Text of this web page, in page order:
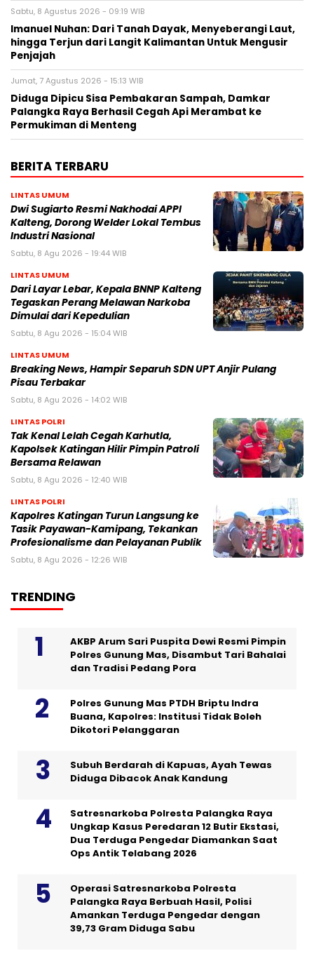
Sabtu, 8 Agustus 2026 - 09:19 WIB
Imanuel Nuhan: Dari Tanah Dayak, Menyeberangi Laut,
hingga Terjun dari Langit Kalimantan Untuk Mengusir
Penjajah
Jumat, 7 Agustus 2026 - 15:13 WIB
Diduga Dipicu Sisa Pembakaran Sampah, Damkar
Palangka Raya Berhasil Cegah Api Merambat ke
Permukiman di Menteng
BERITA TERBARU
LINTAS UMUM
Dwi Sugiarto Resmi Nakhodai APPI
Kalteng, Dorong Welder Lokal Tembus
Industri Nasional
Sabtu, 8 Agu 2026 - 19:44 WIB
LINTAS UMUM
Dari Layar Lebar, Kepala BNNP Kalteng
Tegaskan Perang Melawan Narkoba
Dimulai dari Kepedulian
Sabtu, 8 Agu 2026 - 15:04 WIB
LINTAS UMUM
Breaking News, Hampir Separuh SDN UPT Anjir Pulang
Pisau Terbakar
Sabtu, 8 Agu 2026 - 14:02 WIB
LINTAS POLRI
Tak Kenal Lelah Cegah Karhutla,
Kapolsek Katingan Hilir Pimpin Patroli
Bersama Relawan
Sabtu, 8 Agu 2026 - 12:40 WIB
LINTAS POLRI
Kapolres Katingan Turun Langsung ke
Tasik Payawan-Kamipang, Tekankan
Profesionalisme dan Pelayanan Publik
Sabtu, 8 Agu 2026 - 12:26 WIB
TRENDING
AKBP Arum Sari Puspita Dewi Resmi Pimpin
Polres Gunung Mas, Disambut Tari Bahalai
dan Tradisi Pedang Pora
Polres Gunung Mas PTDH Briptu Indra
Buana, Kapolres: Institusi Tidak Boleh
Dikotori Pelanggaran
Subuh Berdarah di Kapuas, Ayah Tewas
Diduga Dibacok Anak Kandung
Satresnarkoba Polresta Palangka Raya
Ungkap Kasus Peredaran 12 Butir Ekstasi,
Dua Terduga Pengedar Diamankan Saat
Ops Antik Telabang 2026
Operasi Satresnarkoba Polresta
Palangka Raya Berbuah Hasil, Polisi
Amankan Terduga Pengedar dengan
39,73 Gram Diduga Sabu